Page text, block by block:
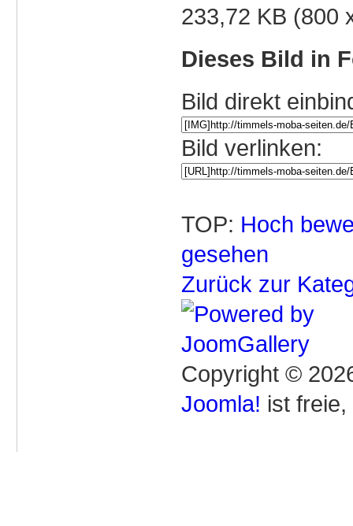
233,72 KB (800
Dieses Bild in
Bild direkt
Bild verlinken:
TOP: Hoch
gesehen
Zurück zur
Copyright ©
Joomla! ist